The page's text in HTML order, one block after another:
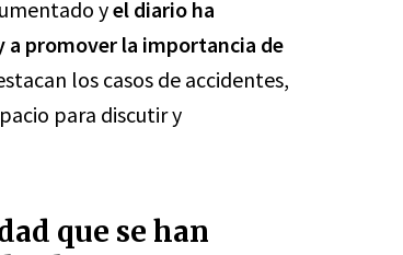
yel diario ha
a promover la importancia de
los casos de accidentes,
para discutir y
que se han